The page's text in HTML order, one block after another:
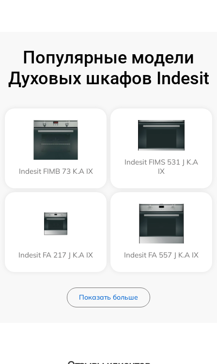
Популярные модели
Духовых шкафов Indesit
Indesit FIMB 73 K.A IX
Indesit FIMS 531 J K.A
IX
Indesit FA 217 J K.A IX Indesit FA 557 J K.A IX
Показать больше